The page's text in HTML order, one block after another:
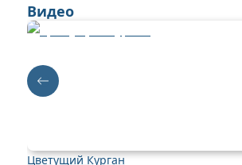
Видео
Цветущий Курган